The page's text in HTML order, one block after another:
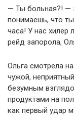
— Ты больная?! —
понимаешь, что
часа! У нас хилер
рейд запорола,
Ольга смотрела
чужой,
безумным
продуктами на
как первый удар